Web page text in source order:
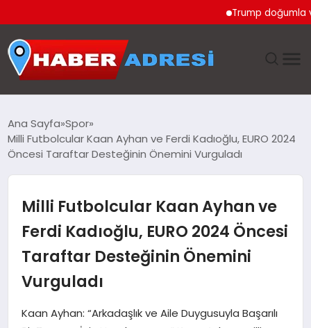
Trump doğumla
GÜNDEM
TEKNOLOJI
EĞITIM
Ana Sayfa Spor
Milli Futbolcular Kaan Ayhan ve Ferdi Kadıoğlu, EURO 2024
Öncesi Taraftar Desteğinin Önemini Vurguladı
Milli Futbolcular Kaan Ayhan ve
Ferdi Kadıoğlu, EURO 2024 Öncesi
Taraftar Desteğinin Önemini
Vurguladı
Kaan Ayhan: “Arkadaşlık ve Aile Duygusuyla Başarılı